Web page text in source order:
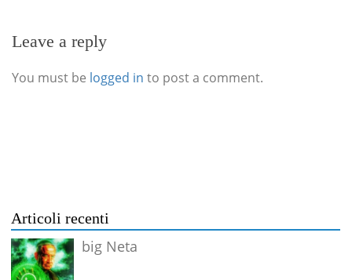
Leave a reply
You must be logged in to post a comment.
Articoli recenti
big Neta